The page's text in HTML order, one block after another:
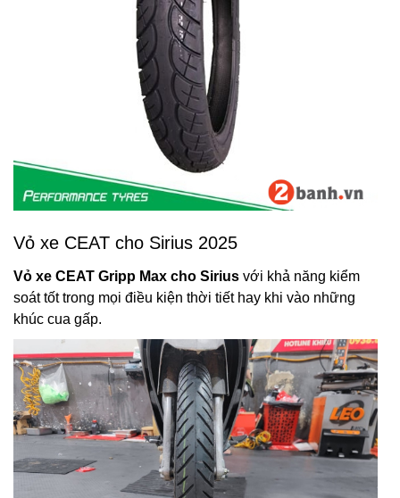
Vỏ xe CEAT cho Sirius 2025
Vỏ xe CEAT Gripp Max cho Sirius với khả năng kiểm
soát tốt trong mọi điều kiện thời tiết hay khi vào những
khúc cua gấp.